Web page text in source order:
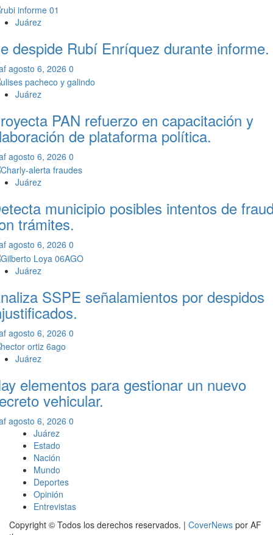
Juárez
despide Rubí Enríquez durante informe.
agosto 6, 2026 0
Juárez
PAN refuerzo en capacitación y
de plataforma política.
agosto 6, 2026 0
Juárez
municipio posibles intentos de
trámites.
agosto 6, 2026 0
Juárez
SSPE señalamientos por despidos
agosto 6, 2026 0
Juárez
elementos para gestionar un nuevo
vehicular.
agosto 6, 2026 0
Juárez
Estado
Nación
Mundo
Deportes
Opinión
Entrevistas
Copyright © Todos los derechos reservados. | CoverNews por AF